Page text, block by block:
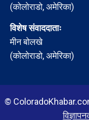
(कोलोराडो, अमेरिका)
विशेष संवाददाताः
मीन बोलखे
(कोलोराडो, अमेरिका)
©